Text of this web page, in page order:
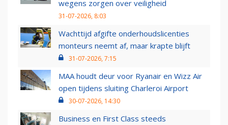
wegens zorgen over veiligheid
31-07-2026, 8:03
Wachttijd afgifte onderhoudslicenties
monteurs neemt af, maar krapte blijft
31-07-2026, 7:15
MAA houdt deur voor Ryanair en Wizz Air
open tijdens sluiting Charleroi Airport
30-07-2026, 14:30
Business en First Class steeds